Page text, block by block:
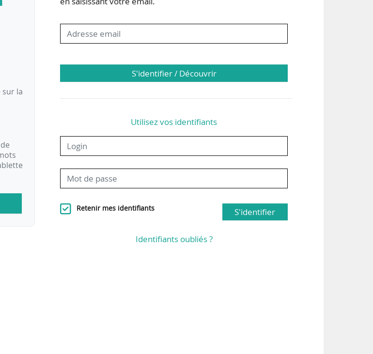
et l’accompagnement…
la
S'identifier / Découvrir
Utilisez vos identifiants
Retenir mes identifiants S'identifier
Identifiants oubliés ?